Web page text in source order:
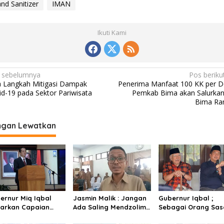
Sanitizer IMAN
Ikuti Kami
sebelumnya
Langkah Mitigasi Dampak
19 pada Sektor Pariwisata
Pos
Penerima Manfaat 100 KK per
Pemkab Bima akan
Bima
Lewatkan
Miq Iqbal
Capaian
Jasmin Malik : Jangan
Ada Saling Mendzolimi
Gubernur Iqbal ;
Sebagai Orang